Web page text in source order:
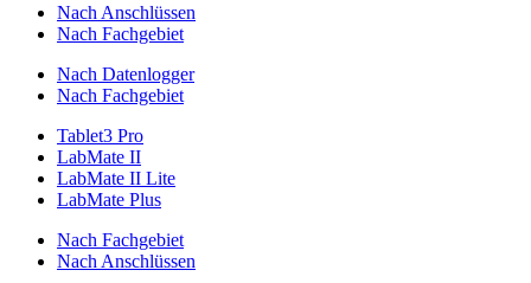
Nach Anschlüssen
Nach Fachgebiet
Nach Datenlogger
Nach Fachgebiet
Tablet3 Pro
LabMate II
LabMate II Lite
LabMate Plus
Nach Fachgebiet
Nach Anschlüssen